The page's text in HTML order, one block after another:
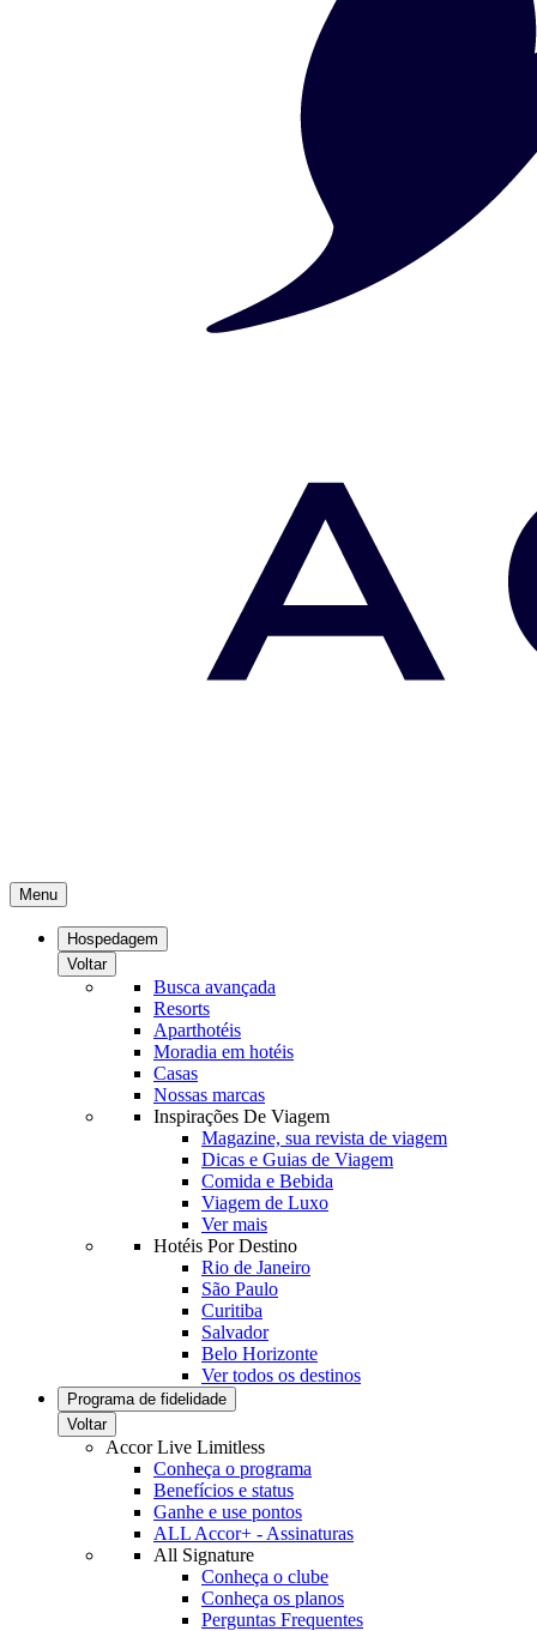
Menu
Hospedagem
Voltar
Busca avançada
Resorts
Aparthotéis
Moradia em hotéis
Casas
Nossas marcas
Inspirações De Viagem
Magazine, sua revista de viagem
Dicas e Guias de Viagem
Comida e Bebida
Viagem de Luxo
Ver mais
Hotéis Por Destino
Rio de Janeiro
São Paulo
Curitiba
Salvador
Belo Horizonte
Ver todos os destinos
Programa de fidelidade
Voltar
Accor Live Limitless
Conheça o programa
Benefícios e status
Ganhe e use pontos
ALL Accor+ - Assinaturas
All Signature
Conheça o clube
Conheça os planos
Perguntas Frequentes